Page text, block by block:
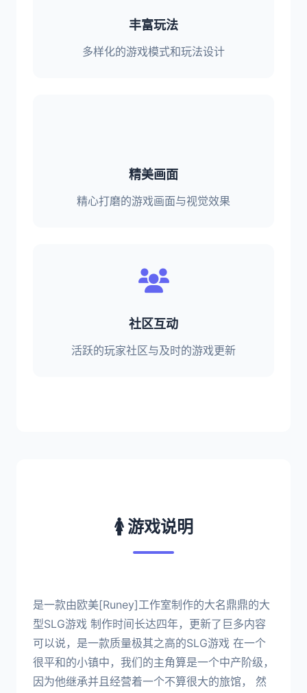
丰富玩法
多样化的游戏模式和玩法设计
精美画面
精心打磨的游戏画面与视觉效果
社区互动
活跃的玩家社区与及时的游戏更新
🚺 游戏说明
是一款由欧美[Runey]工作室制作的大名鼎鼎的大
型SLG游戏 制作时间长达四年，更新了巨多内容
可以说，是一款质量极其之高的SLG游戏 在一个
很平和的小镇中，我们的主角算是一个中产阶级，
因为他继承并且经营着一个不算很大的旅馆， 然